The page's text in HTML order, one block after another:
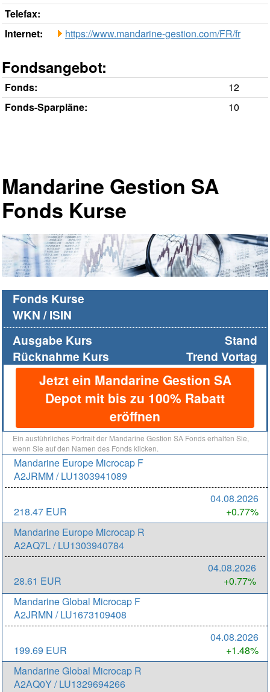
Telefax:
Internet:
https://www.mandarine-gestion.com/FR/fr
Fondsangebot:
Fonds:
12
Fonds-Sparpläne:
10
Mandarine Gestion SA
Fonds Kurse
Fonds Kurse
WKN / ISIN
Ausgabe Kurs
Rücknahme Kurs
Stand
Trend Vortag
Jetzt ein Mandarine Gestion SA
Depot mit bis zu 100% Rabatt
eröffnen
Ein ausführliches Portrait der Mandarine Gestion SA Fonds erhalten Sie,
wenn Sie auf den Namen des Fonds klicken.
Mandarine Europe Microcap F
A2JRMM / LU1303941089
218.47 EUR
04.08.2026
+0.77%
Mandarine Europe Microcap R
A2AQ7L / LU1303940784
28.61 EUR
04.08.2026
+0.77%
Mandarine Global Microcap F
A2JRMN / LU1673109408
199.69 EUR
04.08.2026
+1.48%
Mandarine Global Microcap R
A2AQ0Y / LU1329694266